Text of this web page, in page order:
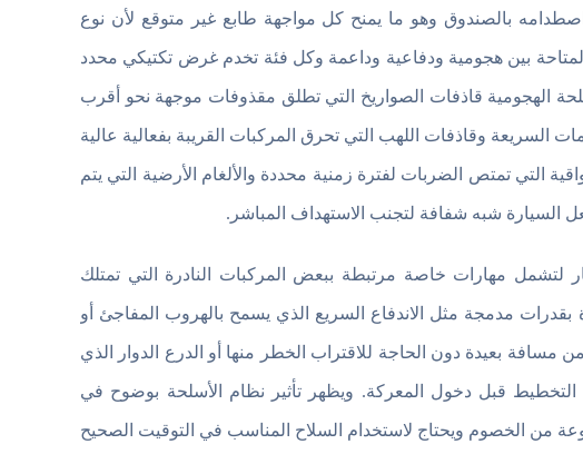
بالصندوق وهو ما يمنح كل مواجهة طابع غير متوقع لأن نوع
بين هجومية ودفاعية وداعمة وكل فئة تخدم غرض تكتيكي محدد
الهجومية قاذفات الصواريخ التي تطلق مقذوفات موجهة نحو أقرب
السريعة وقاذفات اللهب التي تحرق المركبات القريبة بفعالية عالية
التي تمتص الضربات لفترة زمنية محددة والألغام الأرضية التي يتم
السيارة شبه شفافة لتجنب الاستهداف المباشر.
لتشمل مهارات خاصة مرتبطة ببعض المركبات النادرة التي تمتلك
مدمجة مثل الاندفاع السريع الذي يسمح بالهروب المفاجئ أو
بعيدة دون الحاجة للاقتراب الخطر منها أو الدرع الدوار الذي
قبل دخول المعركة. ويظهر تأثير نظام الأسلحة بوضوح في
الخصوم ويحتاج لاستخدام السلاح المناسب في التوقيت الصحيح